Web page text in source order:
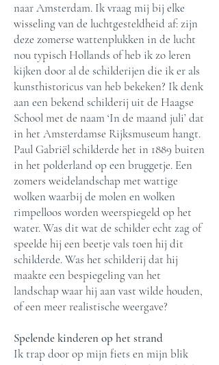
naar Amsterdam. Ik vraag mij bij elke
wisseling van de luchtgesteldheid af: zijn
deze zomerse wattenplukken in de lucht
nou typisch Hollands of heb ik zo leren
kijken door al de schilderijen die ik er als
kunsthistoricus van heb bekeken? Ik denk
aan een bekend schilderij uit de Haagse
School met de naam ‘In de maand juli’ dat
in het Amsterdamse Rijksmuseum hangt.
Paul Gabriël schilderde het in 1889 buiten
in het polderland op een bruggetje. Een
zomers weidelandschap met wattige
wolken waarbij de molen en wolken
rimpelloos worden weerspiegeld op het
water. Was dit wat de schilder echt zag of
speelde hij een beetje vals toen hij dit
schilderde. Was het schilderij dat hij
maakte een bespiegeling van het
landschap waar hij aan vast wilde houden,
of een meer realistische weergave?
Spelende kinderenop het strand
Ik trap door op mijn fiets en mijn blik